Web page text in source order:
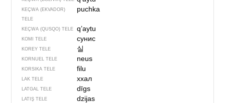
KEÇWA (EKVADOR)
TELE
puchka
KEÇWA (QUSQO) TELE q’aytu
KOMI TELE сунис
KOREY TELE 실
KORNUEL TELE neus
KORSIKA TELE filu
LAK TELE ххал
LATGAL TELE dīgs
LATIŞ TELE dzijas